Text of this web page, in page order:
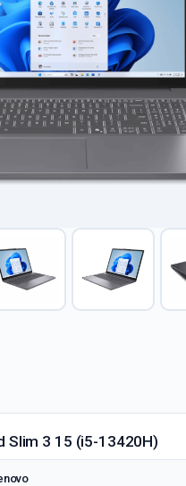
Slim 3 15 (i5-13420H)